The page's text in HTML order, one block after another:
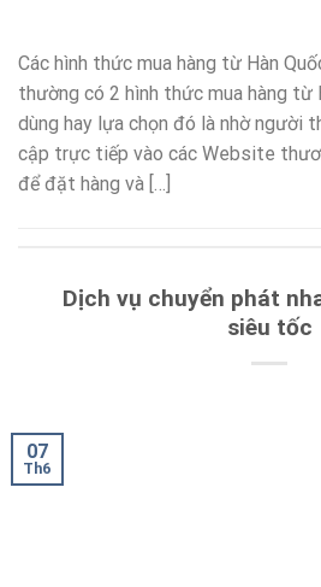
Các hình thức mua hàng từ Hàn
thường có 2 hình thức mua hàng từ
dùng hay lựa chọn đó là nhờ người
cập trực tiếp vào các Website
để đặt hàng và […]
Dịch vụ chuyển phát
siêu tốc
07
Th6